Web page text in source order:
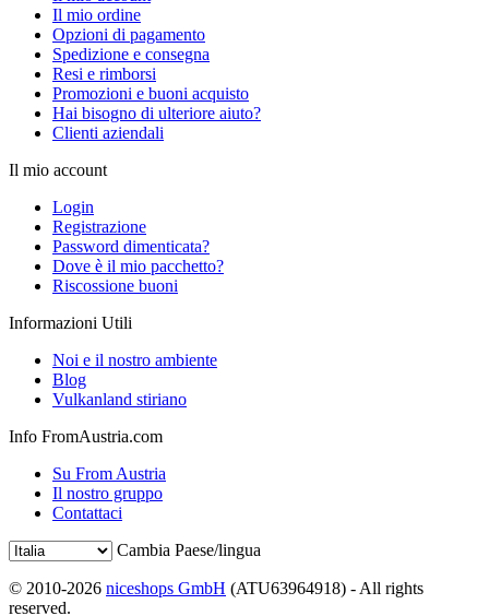
Il mio ordine
Opzioni di pagamento
Spedizione e consegna
Resi e rimborsi
Promozioni e buoni acquisto
Hai bisogno di ulteriore aiuto?
Clienti aziendali
Il mio account
Login
Registrazione
Password dimenticata?
Dove è il mio pacchetto?
Riscossione buoni
Informazioni Utili
Noi e il nostro ambiente
Blog
Vulkanland stiriano
Info FromAustria.com
Su From Austria
Il nostro gruppo
Contattaci
Cambia Paese/lingua
© 2010-2026 niceshops GmbH (ATU63964918) - All rights
reserved.